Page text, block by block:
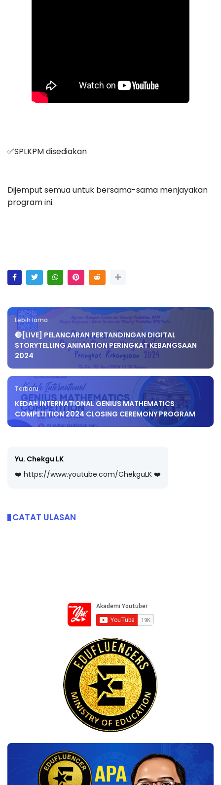
✅SPLKPM disediakan
Dijemput semua untuk bersama-sama menjayakan
program ini.
Lebih lama
🔴[LIVE] PELANCARAN PERTANDINGAN DIGITAL
STORYTELLING ANIMATION PERINGKAT KEBANGSAAN
2024
Terbaru
KEDAH INTERNATIONAL GENIUS MATHEMATICS
COMPETITION 2024 CLOSING CEREMONY PROGRAM
Yu. Chekgu LK
❤️ https://www.youtube.com/ChekguLK ❤️
CATAT ULASAN